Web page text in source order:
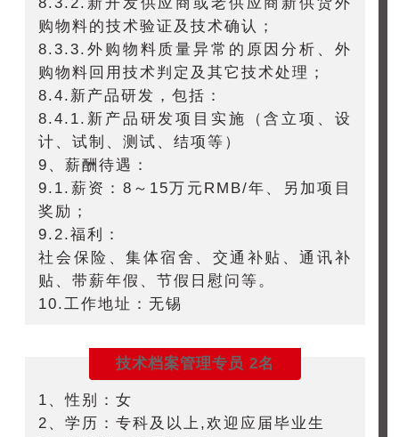
购物料的技术验证及技术确认；
8.3.3.外购物料质量异常的原因分析、外
购物料回用技术判定及其它技术处理；
8.4.新产品研发，包括：
8.4.1.新产品研发项目实施（含立项、设
计、试制、测试、结项等）
9、薪酬待遇：
9.1.薪资：8～15万元RMB/年、另加项目
奖励；
9.2.福利：
社会保险、集体宿舍、交通补贴、通讯补
贴、带薪年假、节假日慰问等。
10.工作地址：无锡
技术档案管理专员 2名
1、性别：女
2、学历：专科及以上,欢迎应届毕业生